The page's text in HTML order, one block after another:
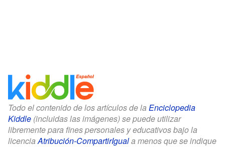
Todo el contenido de los artículos de la Enciclopedia
Kiddle (incluidas las imágenes) se puede utilizar
libremente para fines personales y educativos bajo la
licenciaAtribución-CompartirIguala menos que se indique